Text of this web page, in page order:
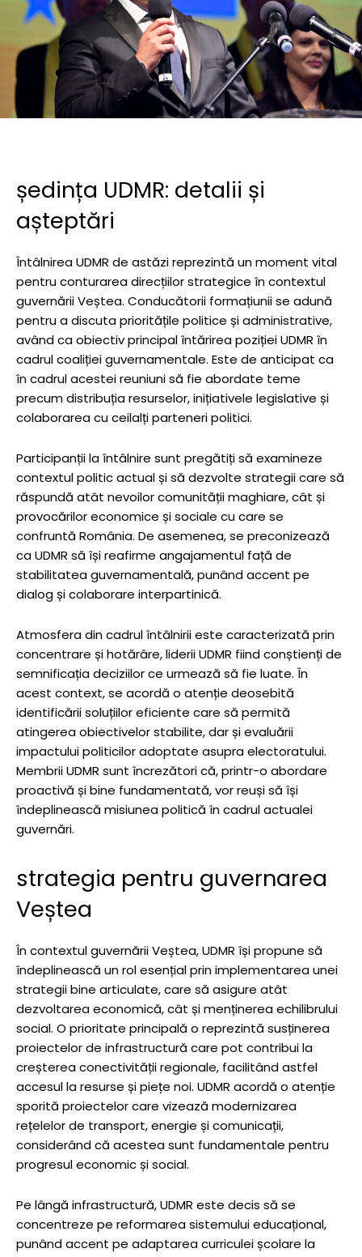
ședința UDMR: detalii și
așteptări
Întâlnirea UDMR de astăzi reprezintă un moment vital
pentru conturarea direcțiilor strategice în contextul
guvernării Veștea. Conducătorii formațiunii se adună
pentru a discuta prioritățile politice și administrative,
având ca obiectiv principal întărirea poziției UDMR în
cadrul coaliției guvernamentale. Este de anticipat ca
în cadrul acestei reuniuni să fie abordate teme
precum distribuția resurselor, inițiativele legislative și
colaborarea cu ceilalți parteneri politici.
Participanții la întâlnire sunt pregătiți să examineze
contextul politic actual și să dezvolte strategii care să
răspundă atât nevoilor comunității maghiare, cât și
provocărilor economice și sociale cu care se
confruntă România. De asemenea, se preconizează
ca UDMR să își reafirme angajamentul față de
stabilitatea guvernamentală, punând accent pe
dialog și colaborare interpartinică.
Atmosfera din cadrul întâlnirii este caracterizată prin
concentrare și hotărâre, liderii UDMR fiind conștienți de
semnificația deciziilor ce urmează să fie luate. În
acest context, se acordă o atenție deosebită
identificării soluțiilor eficiente care să permită
atingerea obiectivelor stabilite, dar și evaluării
impactului politicilor adoptate asupra electoratului.
Membrii UDMR sunt încrezători că, printr-o abordare
proactivă și bine fundamentată, vor reuși să își
îndeplinească misiunea politică în cadrul actualei
guvernări.
strategia pentru guvernarea
Veștea
În contextul guvernării Veștea, UDMR își propune să
îndeplinească un rol esențial prin implementarea unei
strategii bine articulate, care să asigure atât
dezvoltarea economică, cât și menținerea echilibrului
social. O prioritate principală o reprezintă susținerea
proiectelor de infrastructură care pot contribui la
creșterea conectivității regionale, facilitând astfel
accesul la resurse și piețe noi. UDMR acordă o atenție
sporită proiectelor care vizează modernizarea
rețelelor de transport, energie și comunicații,
considerând că acestea sunt fundamentale pentru
progresul economic și social.
Pe lângă infrastructură, UDMR este decis să se
concentreze pe reformarea sistemului educațional,
punând accent pe adaptarea curriculei școlare la